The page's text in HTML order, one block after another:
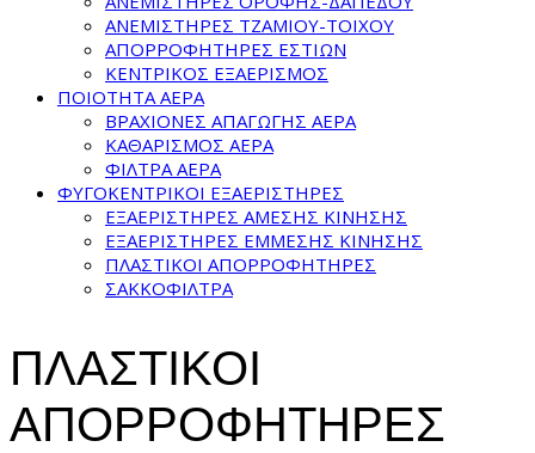
ΑΝΕΜΙΣΤΗΡΕΣ ΤΖΑΜΙΟΥ-ΤΟΙΧΟΥ
ΑΠΟΡΡΟΦΗΤΗΡΕΣ ΕΣΤΙΩΝ
ΚΕΝΤΡΙΚΟΣ ΕΞΑΕΡΙΣΜΟΣ
ΠΟΙΟΤΗΤΑ ΑΕΡΑ
ΒΡΑΧΙΟΝΕΣ ΑΠΑΓΩΓΗΣ ΑΕΡΑ
ΚΑΘΑΡΙΣΜΟΣ ΑΕΡΑ
ΦΙΛΤΡΑ ΑΕΡΑ
ΦΥΓΟΚΕΝΤΡΙΚΟΙ ΕΞΑΕΡΙΣΤΗΡΕΣ
ΕΞΑΕΡΙΣΤΗΡΕΣ ΑΜΕΣΗΣ ΚΙΝΗΣΗΣ
ΕΞΑΕΡΙΣΤΗΡΕΣ ΕΜΜΕΣΗΣ ΚΙΝΗΣΗΣ
ΠΛΑΣΤΙΚΟΙ ΑΠΟΡΡΟΦΗΤΗΡΕΣ
ΣΑΚΚΟΦΙΛΤΡΑ
ΠΛΑΣΤΙΚΟΙ
ΑΠΟΡΡΟΦΗΤΗΡΕΣ